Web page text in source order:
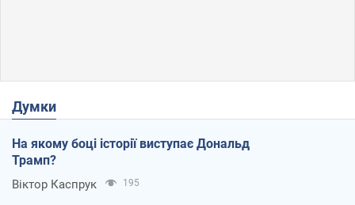
Думки
На якому боці історії виступає Дональд
Трамп?
Віктор Каспрук 195